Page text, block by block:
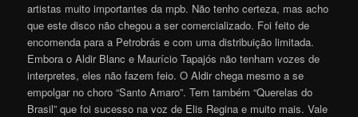
artistas muito importantes da mpb. Não tenho certeza, mas acho
que este disco não chegou a ser comercializado. Foi feito de
encomenda para a Petrobrás e com uma distribuição limitada.
Embora o Aldir Blanc e Maurício Tapajós não tenham vozes de
interpretes, eles não fazem feio. O Aldir chega mesmo a se
empolgar no choro “Santo Amaro”. Tem também “Querelas do
Brasil” que foi sucesso na voz de Elis Regina e muito mais. Vale